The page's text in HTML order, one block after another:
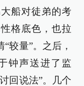
船对徒弟的考
格底色，也拉
较量”。之后，
钟声送进了监
回说法”。几个